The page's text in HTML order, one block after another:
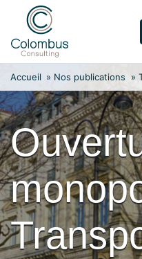
content
Accueil » Nos publications »